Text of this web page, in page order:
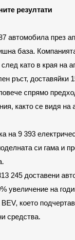
резултати
автомобила през
база.
като в края на
ръст,
спрямо
както се видя
на 9 393
си гама и
245 доставени
увеличение на
което
средства.